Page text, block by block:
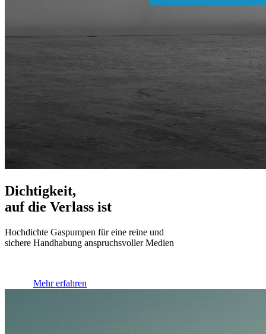
Dichtigkeit,
auf die Verlass ist
Hochdichte Gaspumpen für eine reine und
sichere Handhabung anspruchsvoller Medien
Mehr erfahren